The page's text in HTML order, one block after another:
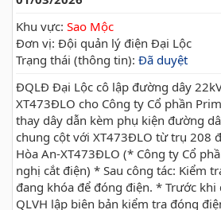
Khu vực: Sao Mộc
Đơn vị: Đội quản lý điện Đại Lộc
Trạng thái (thông tin): Đã duyệt
ĐQLĐ Đại Lộc cô lập đường dây
XT473ĐLO cho Công ty Cổ phần
thay dây dẫn kèm phụ kiện đường
chung cột với XT473ĐLO từ trụ 208
Hòa An-XT473ĐLO (* Công ty Cổ
nghị cắt điện) * Sau công tác: Kiểm
đang khóa để đóng điện. * Trước
QLVH lập biên bản kiểm tra đóng